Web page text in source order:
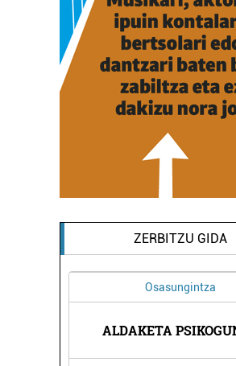
ZERBITZU GIDA
Osasungintza
ALDAKETA PSIKOGUNEA